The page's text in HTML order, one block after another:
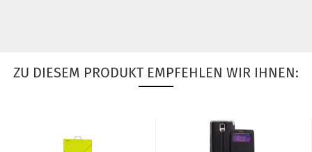
ZU DIESEM PRODUKT EMPFEHLEN WIR IHNEN: